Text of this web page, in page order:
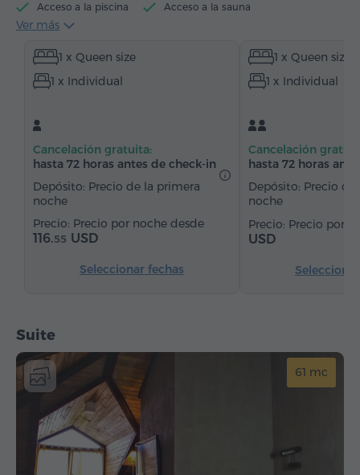
Acceso a la piscina Acceso a la sauna
Acceso a jacuzzi
Artículos de tocador Allbornoz
Pantuflas Secador de pelo Calefacción
Sillón Alarma
Servicio despertador Canales de satélite
Alfombrado Suelos de parquet Refriderador
Agua embotellada
Ver más
1 x Queen size
1 x Individual
Cancelación gratuita:
hasta 72 horas antes de check-in
Depósito: Precio de la primera
noche
Precio por noche desde
116.55 USD
Seleccionar fechas
1 x Queen size
1 x Individual
Cancelación
hasta 72 horas
Depósito: Precio
noche
Precio por
USD
Suite
61 mc